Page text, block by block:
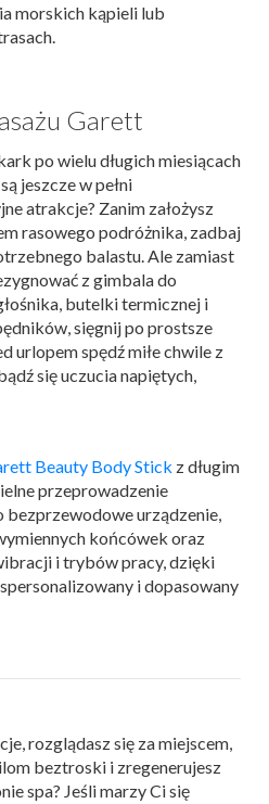
morskich kąpieli lub
Garett
po wielu długich miesiącach
jeszcze w pełni
atrakcje? Zanim założysz
rasowego podróżnika, zadbaj
balastu. Ale zamiast
z gimbala do
butelki termicznej i
sięgnij po prostsze
urlopem spędź miłe chwile z
się uczucia napiętych,
Beauty Body Stick z długim
przeprowadzenie
bezprzewodowe urządzenie,
końcówek oraz
i trybów pracy, dzięki
i dopasowany
rozglądasz się za miejscem,
beztroski i zregenerujesz
spa? Jeśli marzy Ci się